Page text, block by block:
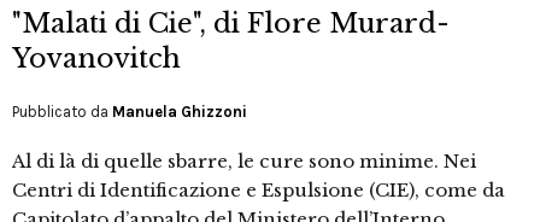
"Malati di Cie", di Flore Murard-
Yovanovitch
Pubblicato da Manuela Ghizzoni
Al di là di quelle sbarre, le cure sono minime. Nei
Centri di Identificazione e Espulsione (CIE), come da